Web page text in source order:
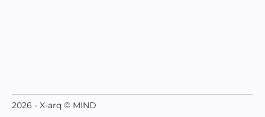
2026 - X-arq © MIND